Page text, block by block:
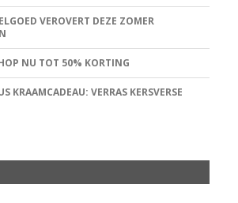
VEROVERT DEZE ZOMER
NU TOT 50% KORTING
KRAAMCADEAU: VERRAS KERSVERSE